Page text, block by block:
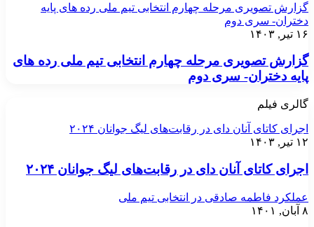
گزارش تصویری مرحله چهارم انتخابی تیم ملی رده های پایه
دختران- سری دوم
۱۶ تیر, ۱۴۰۳
گزارش تصویری مرحله چهارم انتخابی تیم ملی رده های
پایه دختران- سری دوم
گالری فیلم
اجرای کاتای آنان دای در رقابت‌های لیگ جوانان ۲۰۲۴
۱۲ تیر, ۱۴۰۳
اجرای کاتای آنان دای در رقابت‌های لیگ جوانان ۲۰۲۴
عملکرد فاطمه صادقی در انتخابی تیم ملی
۸ آبان, ۱۴۰۱